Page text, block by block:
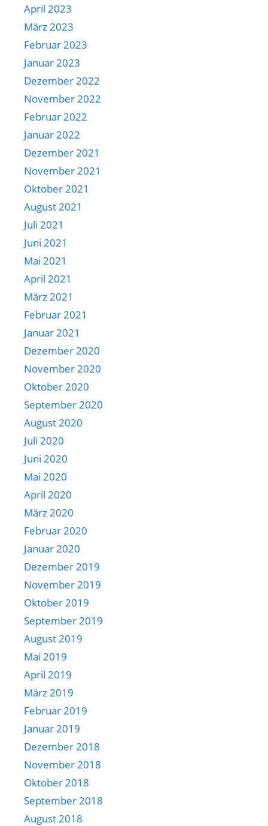
April 2023
März 2023
Februar 2023
Januar 2023
Dezember 2022
November 2022
Februar 2022
Januar 2022
Dezember 2021
November 2021
Oktober 2021
August 2021
Juli 2021
Juni 2021
Mai 2021
April 2021
März 2021
Februar 2021
Januar 2021
Dezember 2020
November 2020
Oktober 2020
September 2020
August 2020
Juli 2020
Juni 2020
Mai 2020
April 2020
März 2020
Februar 2020
Januar 2020
Dezember 2019
November 2019
Oktober 2019
September 2019
August 2019
Mai 2019
April 2019
März 2019
Februar 2019
Januar 2019
Dezember 2018
November 2018
Oktober 2018
September 2018
August 2018